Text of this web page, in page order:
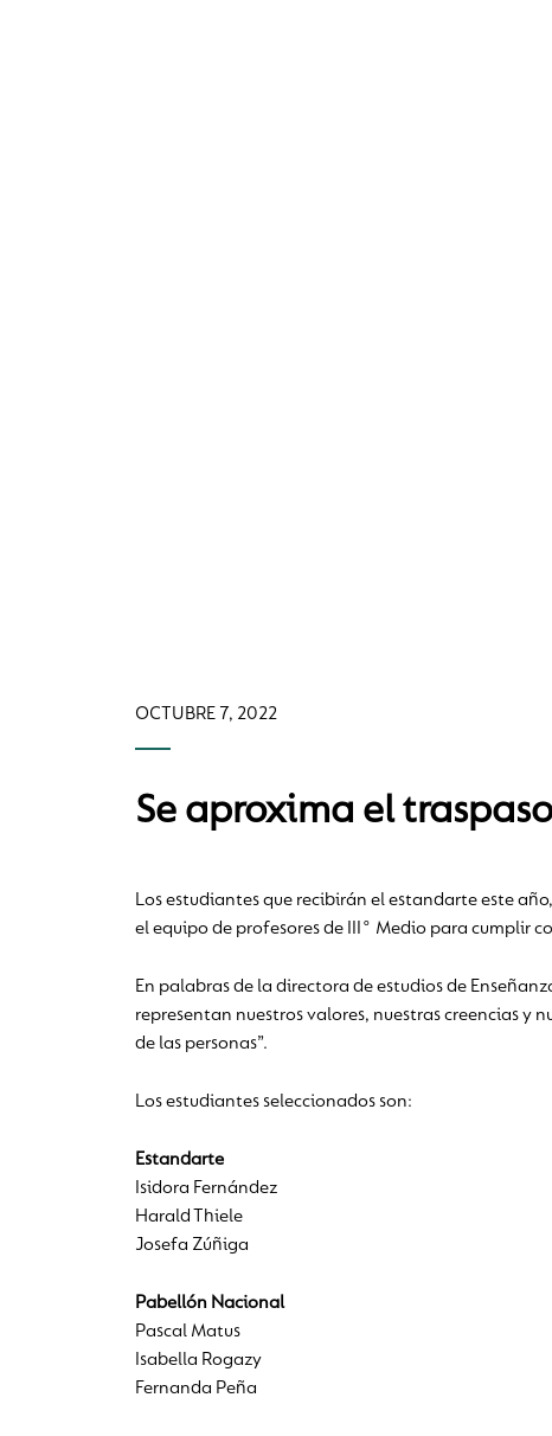
OCTUBRE 7, 2022
Se aproxima el
Los estudiantes que recibirán el estandarte este
el equipo de profesores de III° Medio para cumplir
En palabras de la directora de estudios de
representan nuestros valores, nuestras creencias
de las personas”.
Los estudiantes seleccionados son:
Estandarte
Isidora Fernández
Harald Thiele
Josefa Zúñiga
Pabellón Nacional
Pascal Matus
Isabella Rogazy
Fernanda Peña